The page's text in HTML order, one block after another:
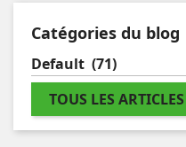
Catégories du blog
Default (71)
TOUS LES ARTICLES